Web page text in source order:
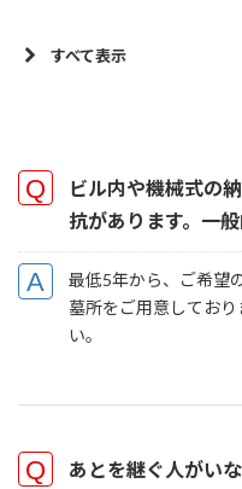
すべて表示
ビル内や機械式の
抗があります。一
最低5年から、ご希望
墓所をご用意してお
い。
あとを継ぐ人がい